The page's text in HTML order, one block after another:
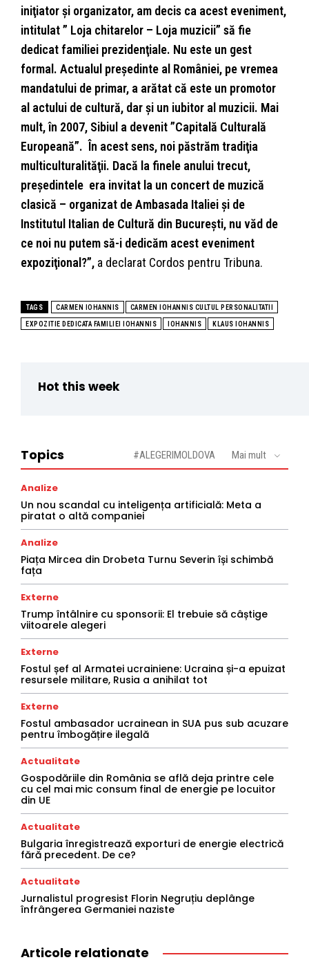
iniţiator şi organizator, am decis ca acest eveniment,
intitulat ” Loja chitarelor – Loja muzicii” să fie
dedicat familiei prezidenţiale. Nu este un gest
formal. Actualul preşe­dinte al României, pe vre­mea
man­da­tului de primar, a arătat că este un promotor
al actului de cultură, dar şi un iubitor al muzicii. Mai
mult, în 2007, Sibiul a devenit ”Capitală Culturală
Euro­peană”. În acest sens, noi păs­trăm tradiţia
multicultu­ra­lităţii. Dacă la finele anului trecut,
preşedintele era invitat la un concert de muzică
clasică – organizat de Am­basada Italiei şi de
Institutul Italian de Cultură din Bucu­reşti, nu văd de
ce noi nu putem să-i dedicăm acest eveniment
expoziţional?”, a declarat Cordos pentru Tribuna.
TAGS CARMEN IOHANNIS CARMEN IOHANNIS CULTUL PERSONALITATII
EXPOZITIE DEDICATA FAMILIEI IOHANNIS IOHANNIS KLAUS IOHANNIS
Hot this week
Topics #ALEGERIMOLDOVA Mai mult
Analize
Un nou scandal cu inteligența artificială: Meta a
piratat o altă companiei
Analize
Piața Mircea din Drobeta Turnu Severin își schimbă
fața
Externe
Trump întâlnire cu sponsorii: El trebuie să câștige
viitoarele alegeri
Externe
Fostul șef al Armatei ucrainiene: Ucraina și-a epuizat
resursele militare, Rusia a anihilat tot
Externe
Fostul ambasador ucrainean in SUA pus sub acuzare
pentru îmbogățire ilegală
Actualitate
Gospodăriile din România se află deja printre cele
cu cel mai mic consum final de energie pe locuitor
din UE
Actualitate
Bulgaria înregistrează exporturi de energie electrică
fără precedent. De ce?
Actualitate
Jurnalistul progresist Florin Negruțiu deplânge
înfrângerea Germaniei naziste
Articole relationate